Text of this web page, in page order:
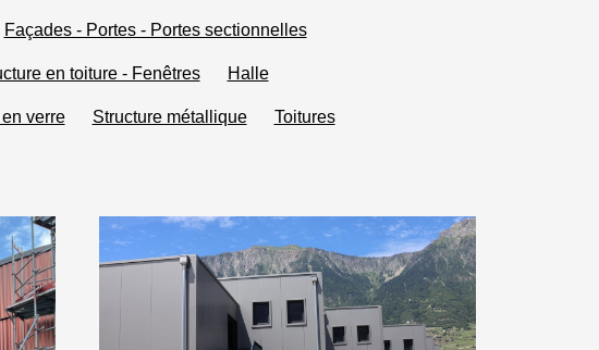
Façades - Portes - Portes sectionnelles
en toiture - Fenêtres Halle
verre Structure métallique Toitures